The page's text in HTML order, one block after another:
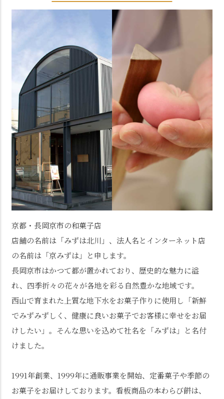
京都・長岡京市の和菓子店
店舗の名前は「みずは北川」、法人名とインターネット店
の名前は「京みずは」と申します。
長岡京市はかつて都が置かれており、歴史的な魅力に溢
れ、四季折々の花々が各地を彩る自然豊かな地域です。
西山で育まれた上質な地下水をお菓子作りに使用し「新鮮
でみずみずしく、健康に良いお菓子でお客様に幸せをお届
けしたい」。そんな思いを込めて社名を「みずは」と名付
けました。
1991年創業、1999年に通販事業を開始、定番菓子や季節の
お菓子をお届けしております。看板商品の本わらび餅は、